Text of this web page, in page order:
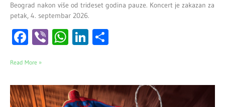
Beograd nakon više od trideset godina pauze. Koncert je zakazan za
petak, 4. septembar 2026.
Facebook
ViberWhatsApp
LinkedIn
Read More »